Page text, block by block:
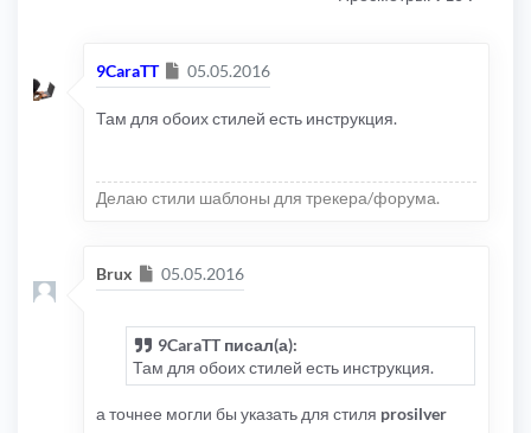
9CaraTT Сообщение
05.05.2016
Там для обоих стилей есть инструкция.
Делаю стили шаблоны для трекера/форума.
Brux Сообщение
05.05.2016
9CaraTT писал(а):
Там для обоих стилей есть инструкция.
а точнее могли бы указать для стиля prosilver